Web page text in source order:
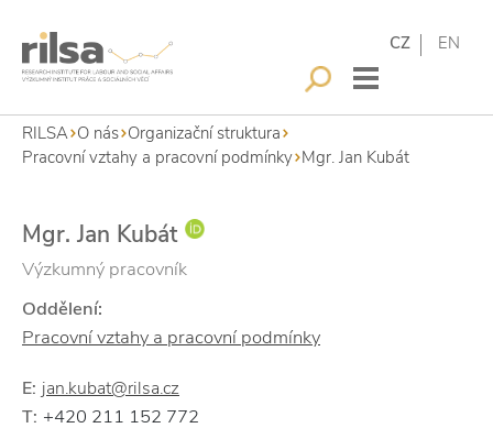
CZ EN
RILSA O nás Organizační struktura
Pracovní vztahy a pracovní podmínky Mgr. Jan Kubát
Mgr. Jan Kubát
Výzkumný pracovník
Oddělení:
Pracovní vztahy a pracovní podmínky
E: jan.kubat@rilsa.cz
T: +420 211 152 772